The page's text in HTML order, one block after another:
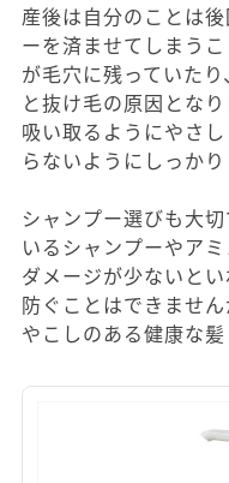
産後は自分のことは
ーを済ませてしまう
が毛穴に残っていた
と抜け毛の原因とな
吸い取るようにやさ
らないようにしっか
シャンプー選びも大
いるシャンプーやア
ダメージが少ないと
防ぐことはできませ
やこしのある健康な髪